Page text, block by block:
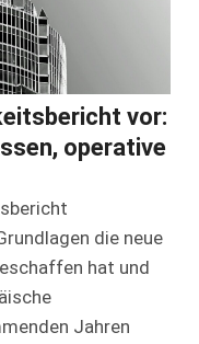
vor:
operative
die neue
hat und
Jahren